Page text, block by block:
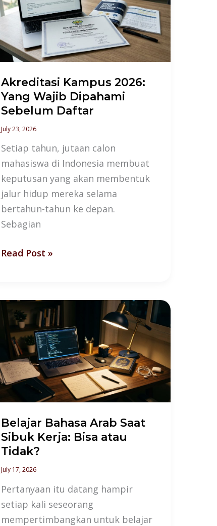
Akreditasi Kampus 2026:
Yang Wajib Dipahami
Sebelum Daftar
July 23, 2026
Setiap tahun, jutaan calon
mahasiswa di Indonesia membuat
keputusan yang akan membentuk
jalur hidup mereka selama
bertahun-tahun ke depan.
Sebagian
Yang
Wajib
Dipahami
Sebelum
Read Post »
Belajar Bahasa Arab Saat
Sibuk Kerja: Bisa atau
Tidak?
July 17, 2026
Pertanyaan itu datang hampir
setiap kali seseorang
mempertimbangkan untuk belajar
Bahasa
Arab
Saat
Sibuk
Kerja:
Bisa
Tidak?